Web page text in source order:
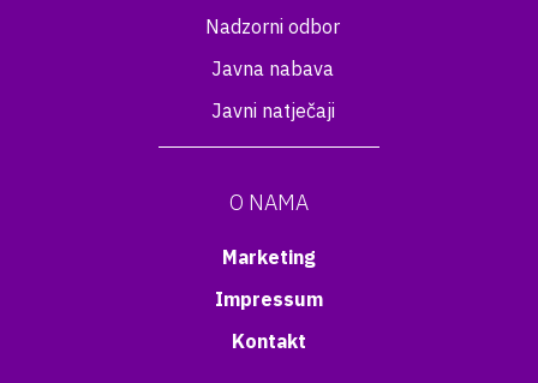
Nadzorni odbor
Javna nabava
Javni natječaji
O NAMA
Marketing
Impressum
Kontakt